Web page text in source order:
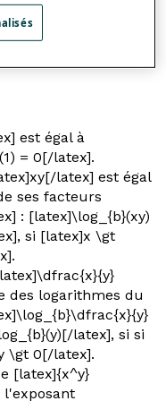
latex] dans la base
latex], où
différent de
est égal à
= 0[/latex].
latex] est égal
ses facteurs
: [latex]\log_{b}(xy)
si [latex]x \gt
des logarithmes du
latex], si si
\gt 0[/latex].
[latex]{x^y}